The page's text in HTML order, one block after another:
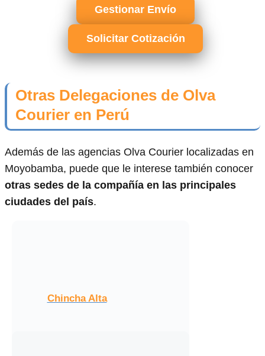
Gestionar Envío
Solicitar Cotización
Otras Delegaciones de Olva
Courier en Perú
Además de las agencias Olva Courier localizadas en
Moyobamba, puede que le interese también conocer
otras sedes de la compañía en las principales
ciudades del país.
Chincha Alta